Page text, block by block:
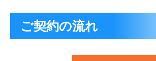
ご契約の流れ